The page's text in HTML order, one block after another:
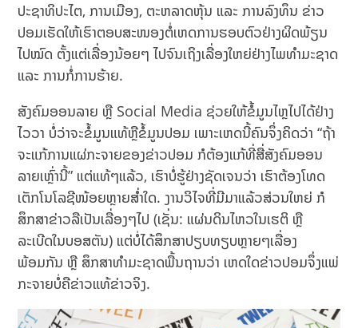
ປະຊາທິປະໄຕ, ການເມືອງ, ຕະຫລາດຫຸ້ນ ແລະ ການລົງທຶນ ຂ່າວ
ປອມເຮັດໃຫ້ເຮົາຕອບສະໜອງຕໍ່ເຫດການຮອບຕົວຢ່າງຜິດພ້ຽນ
ໄປໝົດ ຕັ້ງແຕ່ເລື່ອງນ້ອຍໆ ໄປຈົນເຖິງເລື່ອງໃຫຍ່ຢ່າງໄພທຳມະຊາດ
ແລະ ການກໍ່ການຮ້າຍ.
ສັງຄົມອອນລາຍ ຫຼື Social Media ຊ່ວຍໃຫ້ຂໍ້ມູນໄຫຼໄປໄດ້ຢ່າງ
ໄວວາ ບໍ່ວ່າຈະຂໍ້ມູນແທ້ຫຼືຂໍ້ມູນປອມ ເພາະເຫດນີ້ຄົນຈຶ່ງຄິດວ່າ “ຖ້າ
ຈະແກ້ການແຜ່ກະຈາຍຂອງຂ່າວປອມ ກໍຕ້ອງແກ້ທີ່ສື່ສັງຄົມອອນ
ລາຍເຫຼົ່ານີ້” ແຕ່ແທ້ໆແລ້ວ, ເຮົາບໍ່ຮູ້ຢ່າງຊັດເຈນວ່າ ເຮົາຕ້ອງໂທດ
ເຕັກໂນໂລຊີໜ້ອຍຫຼາຍສຳ່ໃດ. ງານວິໄຈທີ່ມີມາແລ້ວສ່ວນໃຫຍ່ ກໍ
ສຶກສາຂ່າວລືເປັນເລື່ອງໆໄປ (ເຊັ່ນ: ແຜ່ນດິນໄຫວໃນເຮຕິ ຫຼື
ລະເບີດໃນບອສຕັນ) ແຕ່ບໍ່ໄດ້ສຶກສາປຽບທຽບຫຼາຍໆເລື່ອງ
ພ້ອມກັນ ຫຼື ສຶກສາທຳມະຊາດພື້ນຖານວ່າ ເຫດໃດຂ່າວປອມຈຶ່ງແພ່
ກະຈາຍບໍ່ຄືຂ່າວແທ້ຂ່າວຈິງ.